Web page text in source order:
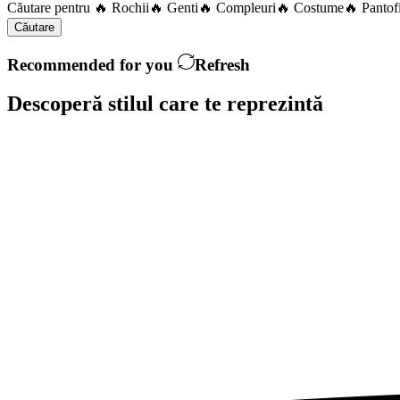
Căutare pentru 🔥 Rochii 🔥 Genti 🔥 Compleuri 🔥 Costume🔥
Căutare
Recommended for you Refresh
Descoperă stilul care te reprezintă